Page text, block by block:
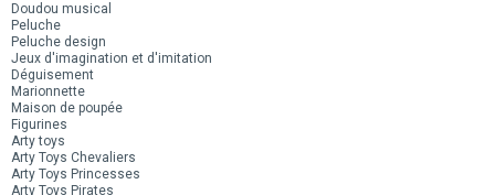
Doudou musical
Peluche
Peluche design
Jeux d'imagination et d'imitation
Déguisement
Marionnette
Maison de poupée
Figurines
Arty toys
Arty Toys Chevaliers
Arty Toys Princesses
Arty Toys Pirates